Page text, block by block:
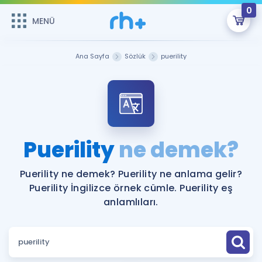
MENÜ
0
Şifremi Hatırlamıyorum
ÜYE DEĞİLİM
Sepetin Şu An Boş.
Remzi Hoca ile seni sınava hazırlayacak onlarca eğitim seni
bekliyor!
MENÜ
Katılımcı Görüşleri
Faydalı Araçlar
Sözlük
Hakkımızda
Ana Sayfa Sözlük puerility
Puerilityne demek?
Puerility ne demek? Puerility ne anlama gelir?
Puerility İngilizce örnek cümle. Puerility eş
anlamlıları.